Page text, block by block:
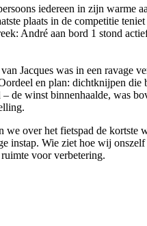
iedereen in zijn
plaats in de competitie teniet
André aan bord 1 stond
Jacques was in een ravage
en plan: dichtknijpen die
de winst binnenhaalde, was
we over het fietspad de kortste
instap. Wie ziet hoe wij
voor verbetering.